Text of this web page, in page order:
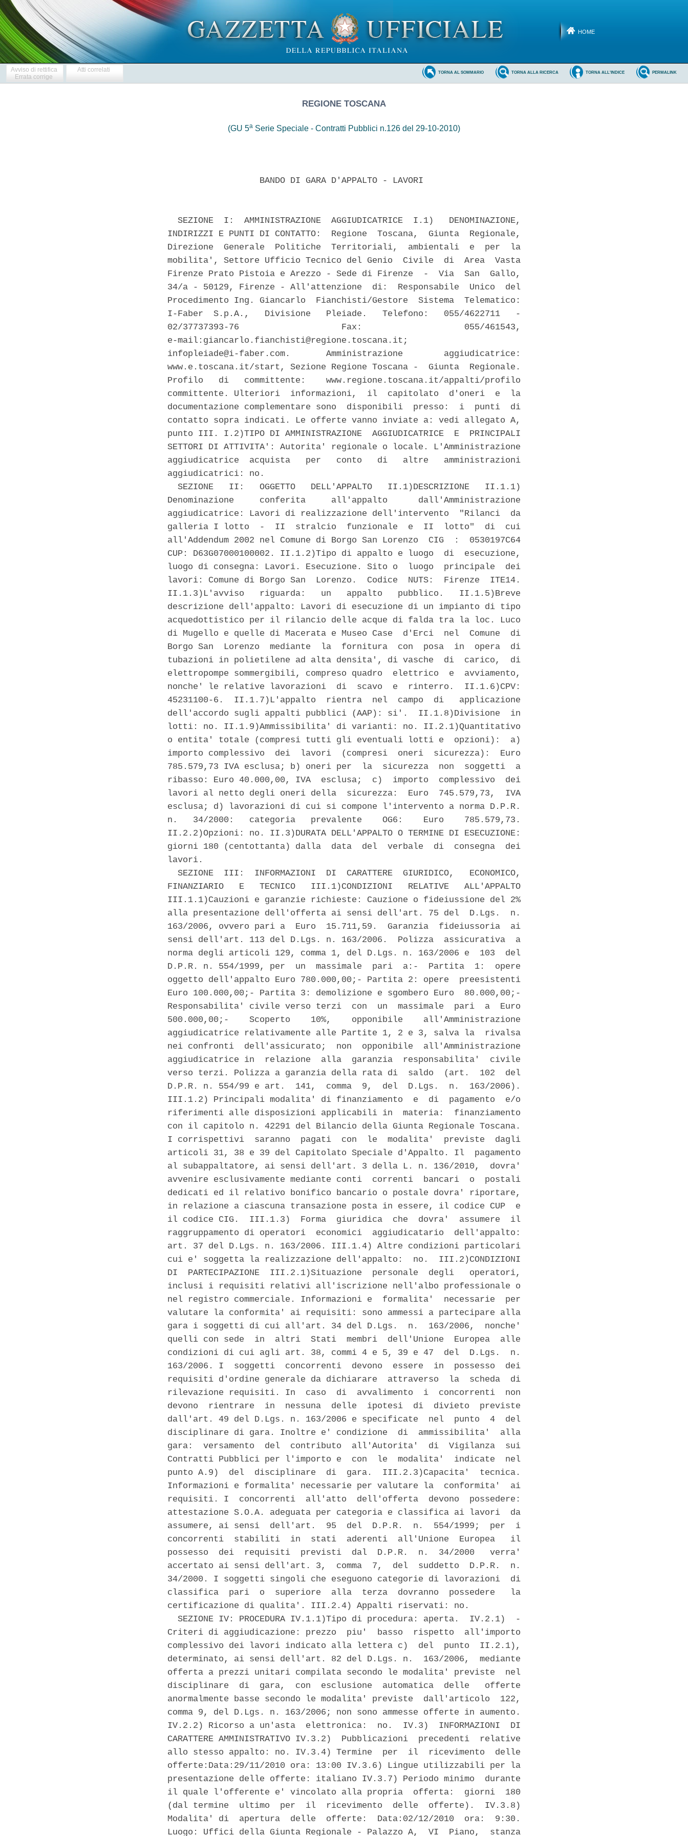
HOME
Avviso di rettifica
Errata corrige
Atti correlati PERMALINK
TORNA ALL'INDICE
TORNA ALLA RICERCA
TORNA AL SOMMARIO
REGIONE TOSCANA
(GU 5a Serie Speciale - Contratti Pubblici n.126 del 29-10-2010)